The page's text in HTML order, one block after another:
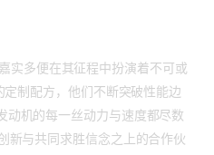
实多便在其征程中扮演着不可或
制配方，他们不断突破性能边
动机的每一丝动力与速度都尽数
新与共同求胜信念之上的合作伙